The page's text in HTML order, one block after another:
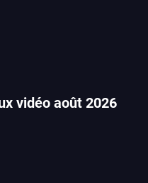
vidéo août 2026